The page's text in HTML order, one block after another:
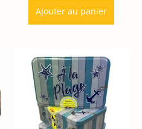
Ajouter au panier